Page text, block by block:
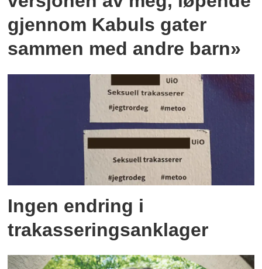
gjennom Kabuls gater
sammen med andre barn»
Ingen endring i
trakasseringsanklager